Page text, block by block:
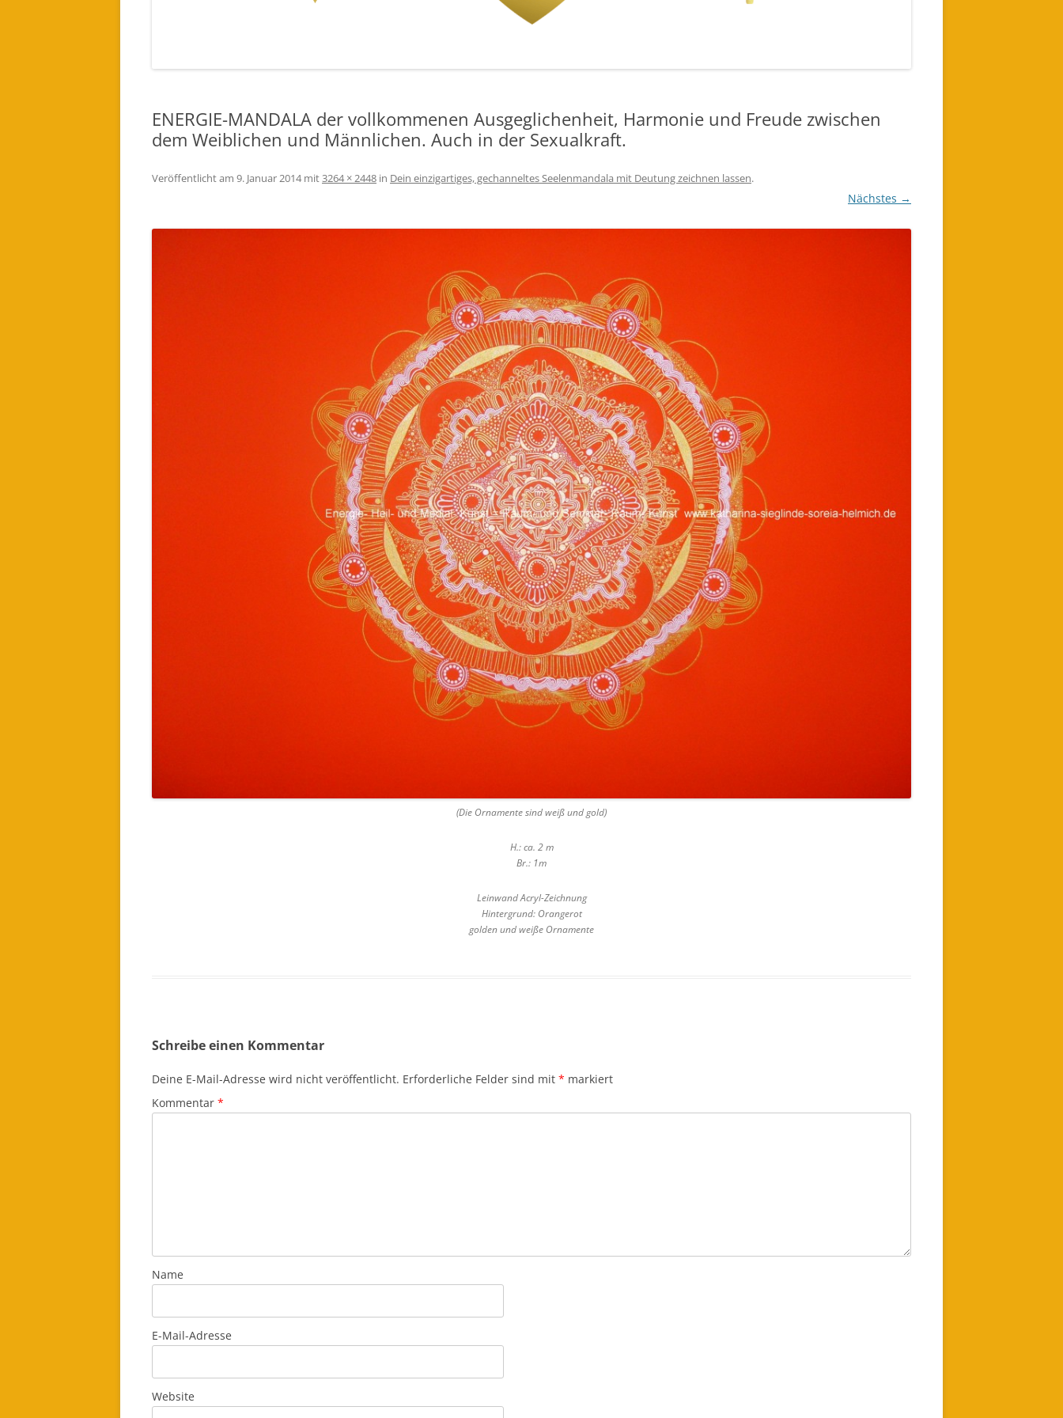
ENERGIE-MANDALA der vollkommenen Ausgeglichenheit, Harmonie und Freude zwischen
dem Weiblichen und Männlichen. Auch in der Sexualkraft.
Veröffentlicht am 9. Januar 2014mit3264 × 2448 in Dein einzigartiges, gechanneltes Seelenmandala mit Deutung zeichnen lassen.
Nächstes →
(Die Ornamente sind weiß und gold)
H.: ca. 2 m
Br.: 1m
Leinwand Acryl-Zeichnung
Hintergrund: Orangerot
golden und weiße Ornamente
Schreibe einen Kommentar
Deine E-Mail-Adresse wird nicht veröffentlicht. Erforderliche Felder sind mit * markiert
Kommentar *
Name
E-Mail-Adresse
Website